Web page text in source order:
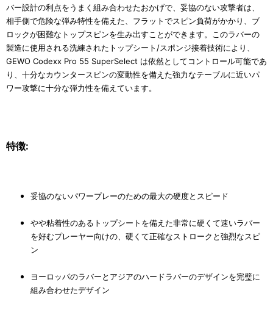
バー設計の利点をうまく組み合わせたおかげで、妥協のない攻撃者は、
相手側で危険な弾み特性を備えた、フラットでスピン負荷がかかり、ブ
ロックが困難なトップスピンを生み出すことができます。このラバーの
製造に使用される洗練されたトップシート/スポンジ接着技術により、
GEWO Codexx Pro 55 SuperSelect は依然としてコントロール可能であ
り、十分なカウンタースピンの変動性を備えた強力なテーブルに近いパ
ワー攻撃に十分な弾力性を備えています。
特徴:
妥協のないパワープレーのための最大の硬度とスピード
やや粘着性のあるトップシートを備えた非常に硬くて速いラバー
を好むプレーヤー向けの、硬くて正確なストロークと強烈なスピ
ン
ヨーロッパのラバーとアジアのハードラバーのデザインを完璧に
組み合わせたデザイン